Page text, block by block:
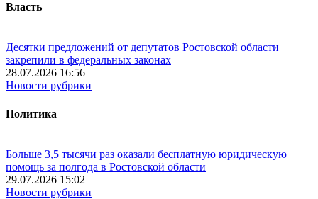
Власть
Десятки предложений от депутатов Ростовской области
закрепили в федеральных законах
28.07.2026 16:56
Новости рубрики
Политика
Больше 3,5 тысячи раз оказали бесплатную юридическую
помощь за полгода в Ростовской области
29.07.2026 15:02
Новости рубрики